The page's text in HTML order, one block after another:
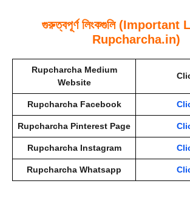
গুরুত্বপূর্ণ লিংকগুলি
Rupcharcha.in)
Rupcharcha Medium
Website
Rupcharcha Facebook
Rupcharcha Pinterest Page
Rupcharcha Instagram
Rupcharcha Whatsapp